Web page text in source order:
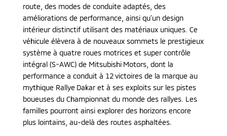
route, des modes de conduite adaptés, des
améliorations de performance, ainsi qu’un design
intérieur distinctif utilisant des matériaux uniques. Ce
véhicule élèvera à de nouveaux sommets le prestigieux
système à quatre roues motrices et super contrôle
intégral (S-AWC) de Mitsubishi Motors, dont la
performance a conduit à 12 victoires de la marque au
mythique Rallye Dakar et à ses exploits sur les pistes
boueuses du Championnat du monde des rallyes. Les
familles pourront ainsi explorer des horizons encore
plus lointains, au-delà des routes asphaltées.